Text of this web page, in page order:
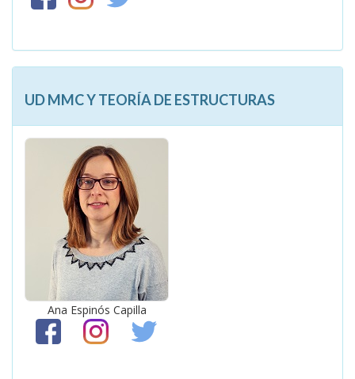
UD MMC Y TEORÍA DE ESTRUCTURAS
Ana Espinós Capilla